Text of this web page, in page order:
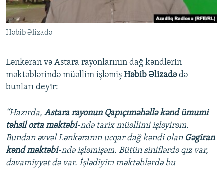
Həbib Əlizadə
Lənkəran və Astara rayonlarının dağ kəndlərin
məktəblərində müəllim işləmiş Həbib Əlizadədə
bunları deyir:
“Hazırda, Astara rayonun Qapıçıməhəllə kənd ümumi
təhsil orta məktəbi-ndə tarix müəllimi işləyirəm.
Bundan əvvəl Lənkəranın ucqar dağ kəndi olan Gəgiran
kənd məktəbi-ndə işləmişəm. Bütün siniflərdə qız var,
davamiyyət də var. İşlədiyim məktəblərdə bu